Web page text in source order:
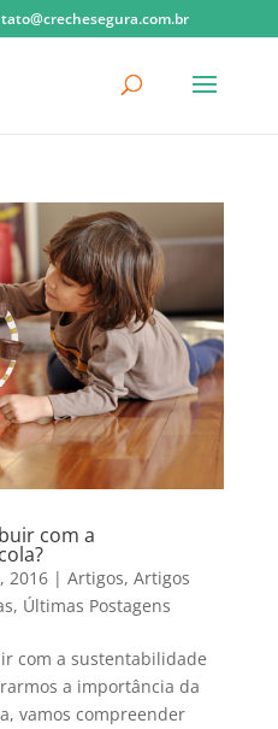
com a
2016| Artigos, Artigos
, Últimas Postagens
com a sustentabilidade
a importância da
vamos compreender